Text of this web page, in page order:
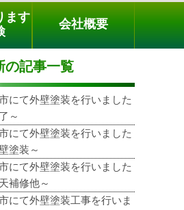
受付中]
ます
会社概要
の記事一覧
にて外壁塗装を行いました
～
にて外壁塗装を行いました
塗装～
にて外壁塗装を行いました
補修他～
にて外壁塗装工事を行いま